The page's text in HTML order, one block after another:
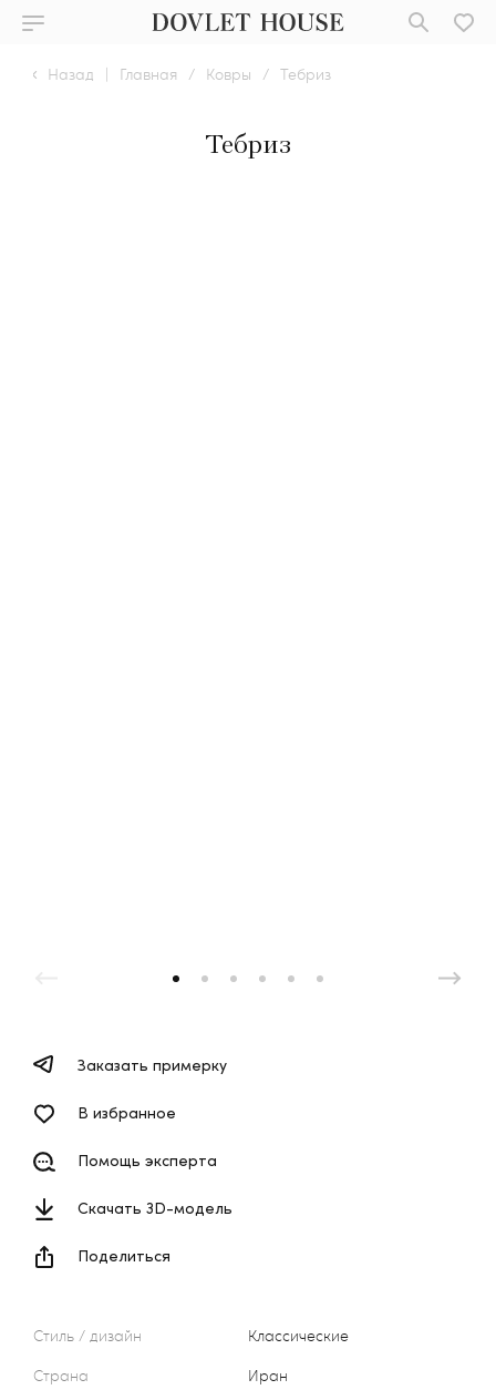
Назад | Главная / Ковры / Тебриз
Тебриз
Стиль / дизайн
Классические
Страна
Иран
Заказать примерку
В избранное
Помощь эксперта
Скачать 3D-модель
Поделиться